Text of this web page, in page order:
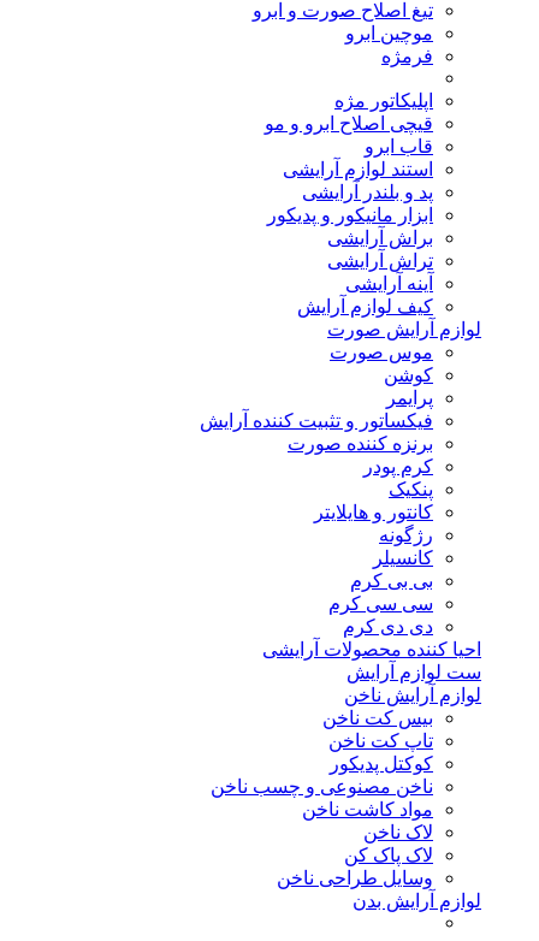
تیغ اصلاح صورت و ابرو
موچین ابرو
فرمژه
اپلیکاتور مژه
قیچی اصلاح ابرو و مو
قاب ابرو
استند لوازم آرایشی
پد و بلندر آرایشی
ابزار مانیکور و پدیکور
براش آرایشی
تراش آرایشی
آینه آرایشی
کیف لوازم آرایش
لوازم آرایش صورت
موس صورت
کوشن
پرایمر
فیکساتور و تثبیت کننده آرایش
برنزه کننده صورت
کرم پودر
پنکیک
کانتور و هایلایتر
رژگونه
کانسیلر
بی بی کرم
سی سی کرم
دی دی کرم
احیا کننده محصولات آرایشی
ست لوازم آرایش
لوازم آرایش ناخن
بیس کت ناخن
تاپ کت ناخن
کوکتل پدیکور
ناخن مصنوعی و چسب ناخن
مواد کاشت ناخن
لاک ناخن
لاک پاک کن
وسایل طراحی ناخن
لوازم آرایش بدن